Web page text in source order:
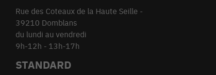
Rue des Coteaux de la Haute Seille -
39210 Domblans
du lundi au vendredi
9h-12h - 13h-17h
STANDARD